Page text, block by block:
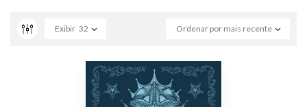
Ordenar por mais recente
Exibir 32